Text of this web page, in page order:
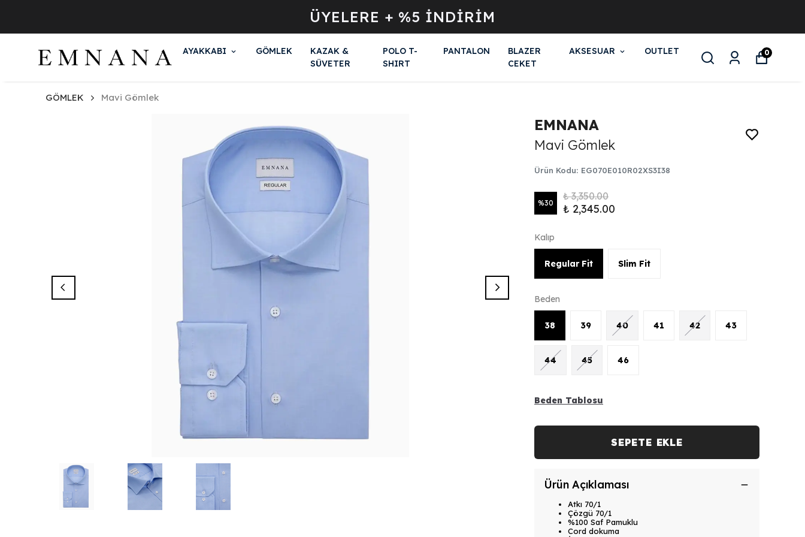
ÜYELERE + %5 İNDİRİM
AYAKKABI GÖMLEK
KAZAK &
SÜVETER
POLO T-
SHIRT
PANTALON
BLAZER
CEKET
AKSESUAR OUTLET 0
GÖMLEK Mavi Gömlek
EMNANA
Mavi Gömlek
Ürün Kodu: EG070E010R02XS3I38
%30
₺ 3,350.00
₺ 2,345.00
Kalıp
Regular Fit Slim Fit
Beden
38 39 40 41 42 43
44 45 46
Beden Tablosu
SEPETE EKLE
Ürün Açıklaması
Atkı 70/1
Çözgü 70/1
%100 Saf Pamuklu
Cord dokuma